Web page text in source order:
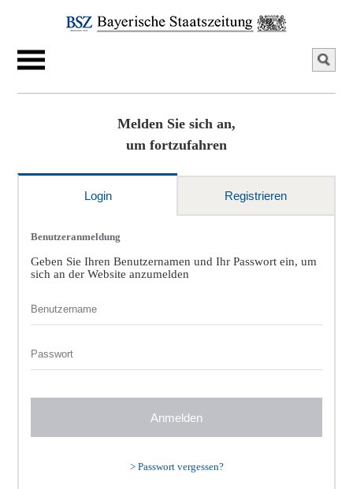
Melden Sie sich an,
um fortzufahren
Login Registrieren
Benutzeranmeldung
Geben Sie Ihren Benutzernamen und Ihr Passwort ein, um
sich an der Website anzumelden
> Passwort vergessen?